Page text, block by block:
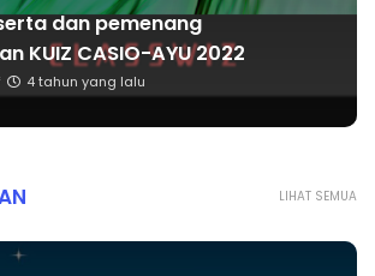
dan pemenang
KUIZ CASIO-AYU 2022
4 tahun yang lalu
LIHAT SEMUA